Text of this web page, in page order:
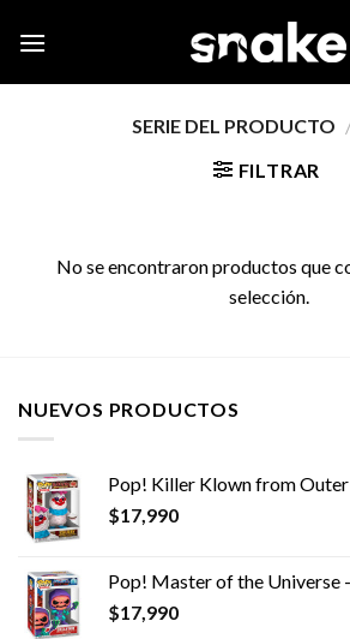
SERIE DEL PRODUCTO
FILTRAR
No se encontraron productos que
selección.
NUEVOS PRODUCTOS
Pop! Killer Klown from
$17,990
Pop! Master of the Universe
$17,990